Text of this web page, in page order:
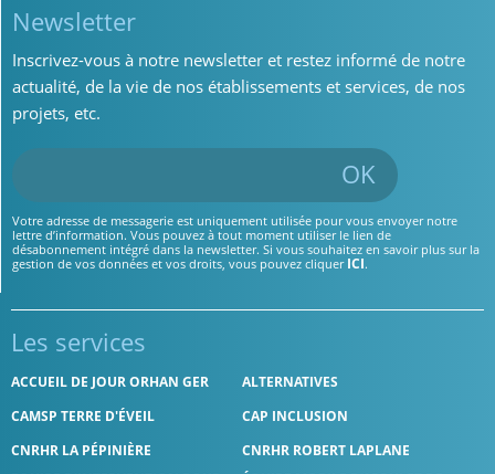
Newsletter
Inscrivez-vous à notre newsletter et restez informé de notre
actualité, de la vie de nos établissements et services, de nos
projets, etc.
OK
Votre adresse de messagerie est uniquement utilisée pour vous envoyer notre
lettre d’information. Vous pouvez à tout moment utiliser le lien de
désabonnement intégré dans la newsletter. Si vous souhaitez en savoir plus sur la
gestion de vos données et vos droits, vous pouvez cliquer ICI.
Les services
ACCUEIL DE JOUR ORHAN GER
ALTERNATIVES
CAMSP TERRE D'ÉVEIL
CAP INCLUSION
CNRHR LA PÉPINIÈRE
CNRHR ROBERT LAPLANE